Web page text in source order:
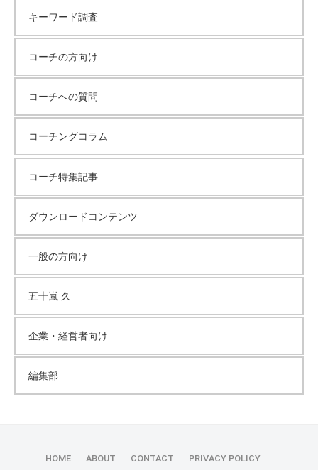
キーワード調査
コーチの方向け
コーチへの質問
コーチングコラム
コーチ特集記事
ダウンロードコンテンツ
一般の方向け
五十嵐 久
企業・経営者向け
編集部
HOME ABOUT CONTACT PRIVACY POLICY